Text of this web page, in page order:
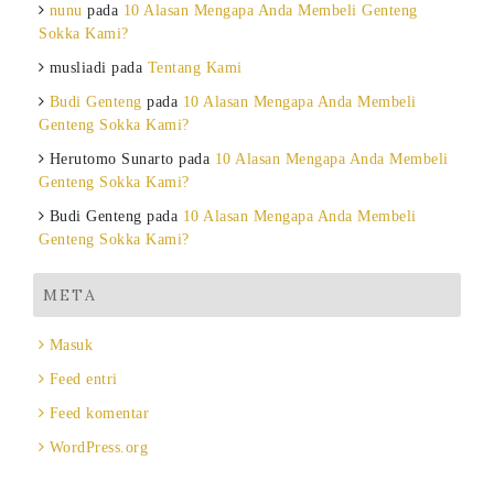
nunu pada 10 Alasan Mengapa Anda Membeli Genteng
Sokka Kami?
musliadi pada Tentang Kami
Budi Genteng pada 10 Alasan Mengapa Anda Membeli
Genteng Sokka Kami?
Herutomo Sunarto pada 10 Alasan Mengapa Anda Membeli
Genteng Sokka Kami?
Budi Genteng pada 10 Alasan Mengapa Anda Membeli
Genteng Sokka Kami?
META
Masuk
Feed entri
Feed komentar
WordPress.org